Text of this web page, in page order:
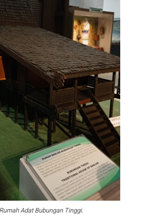
Adat Bubungan Tinggi.